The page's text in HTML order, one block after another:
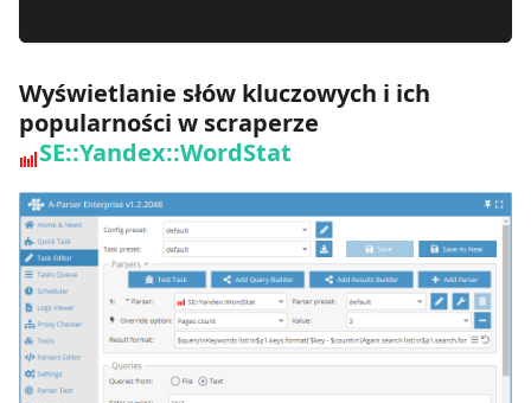
Wyświetlanie słów kluczowych i ich
popularności w scraperze
SE::Yandex::WordStat